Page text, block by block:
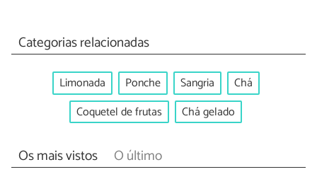
Categorias relacionadas
Limonada Ponche Sangria
Chá
Coquetel de frutas
Chá gelado
Os mais vistos O último